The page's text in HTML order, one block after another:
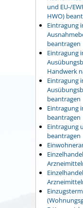
und EU-/
HWO)
Eintragung
beantragen
Eintragung
Handwerk
Eintragung
beantragen
Eintragung
beantragen
Eintragung
beantragen